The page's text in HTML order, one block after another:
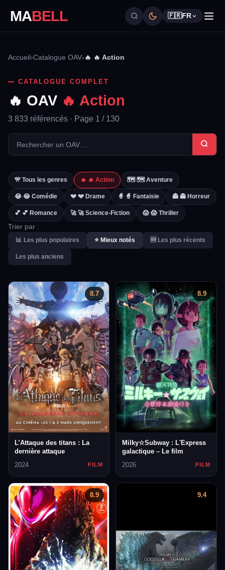
MABELL 🇫🇷 FR
Accueil ›Catalogue OAV› 🔥 🔥 Action
CATALOGUE COMPLET
🔥 OAV 🔥 Action
3 833 référencés · Page 1 / 130
🎌 Tous les genres 🔥 🔥 Action 🗺️ 🗺️ Aventure
😂 😂 Comédie 💔 💔 Drame 🧙 🧙 Fantaisie 👻 👻 Horreur
💕 💕 Romance 🚀 🚀 Science-Fiction 😱 😱 Thriller
Trier par :
📊 Les plus populaires ⭐ Mieux notés 🆕 Les plus récents
Les plus anciens
8.7
L’Attaque des titans : La
dernière attaque
2024
FILM
8.9
Milky☆Subway : L'Express
galactique – Le film
2026
FILM
8.9 9.4